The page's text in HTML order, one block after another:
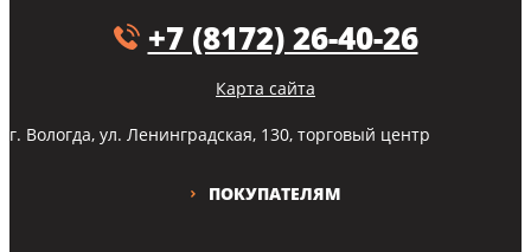
ПОКУПАТЕЛЯМ
+7 (8172) 26-40-26
Карта сайта
г. Вологда, ул. Ленинградская, 130, торговый центр